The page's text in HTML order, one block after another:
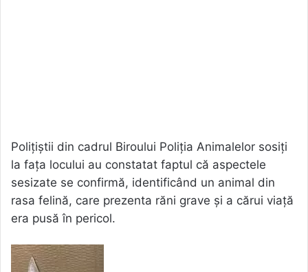
Polițiștii din cadrul Biroului Poliția Animalelor sosiți
la fața locului au constatat faptul că aspectele
sesizate se confirmă, identificând un animal din
rasa felină, care prezenta răni grave și a cărui viață
era pusă în pericol.